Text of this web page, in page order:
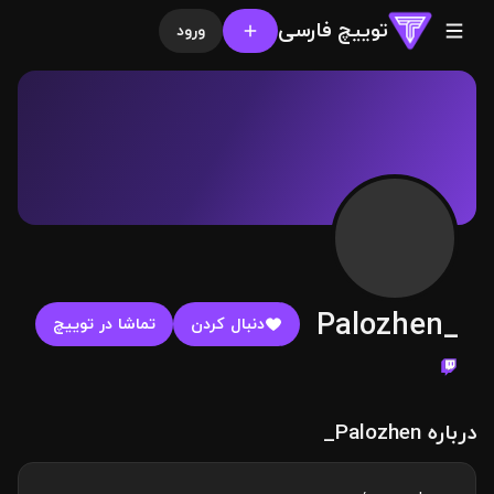
توییچ فارسی ورود
Palozhen_ دنبال کردن تماشا در توییچ
درباره Palozhen_